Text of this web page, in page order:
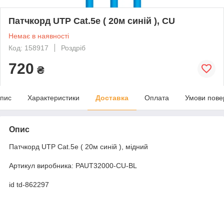
Патчкорд UTP Cat.5e ( 20м синій ), CU
Немає в наявності
Код: 158917
Роздріб
720 ₴
Характеристики Доставка Оплата Умови
Опис
Патчкорд UTP Cat.5e ( 20м синій ), мідний
Артикул виробника: PAUT32000-CU-BL
id td-862297